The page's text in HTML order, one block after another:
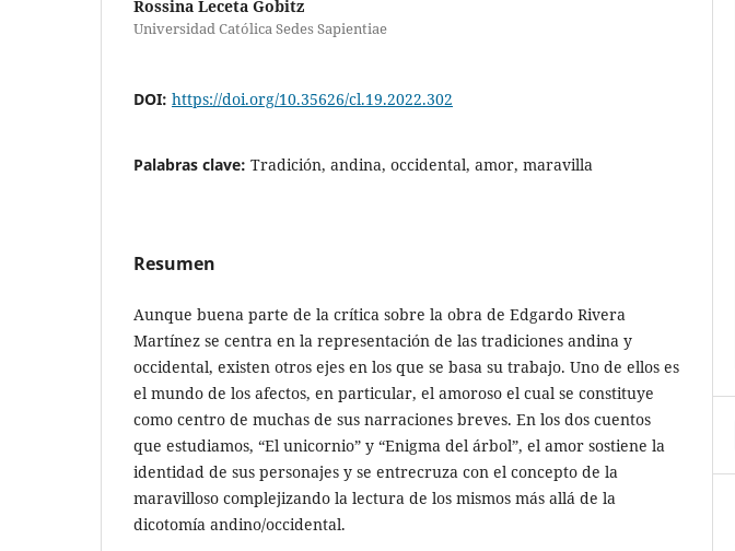
Rossina Leceta Gobitz
Universidad Católica Sedes Sapientiae
DOI: https://doi.org/10.35626/cl.19.2022.302
Palabras clave: Tradición, andina, occidental, amor, maravilla
Resumen
Aunque buena parte de la crítica sobre la obra de Edgardo Rivera
Martínez se centra en la representación de las tradiciones andina y
occidental, existen otros ejes en los que se basa su trabajo. Uno de ellos es
el mundo de los afectos, en particular, el amoroso el cual se constituye
como centro de muchas de sus narraciones breves. En los dos cuentos
que estudiamos, “El unicornio” y “Enigma del árbol”, el amor sostiene la
identidad de sus personajes y se entrecruza con el concepto de la
maravilloso complejizando la lectura de los mismos más allá de la
dicotomía andino/occidental.